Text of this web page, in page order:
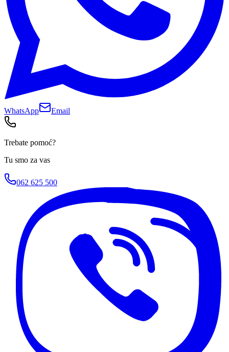
WhatsApp Email
Trebate pomoć?
Tu smo za vas
062 625 500